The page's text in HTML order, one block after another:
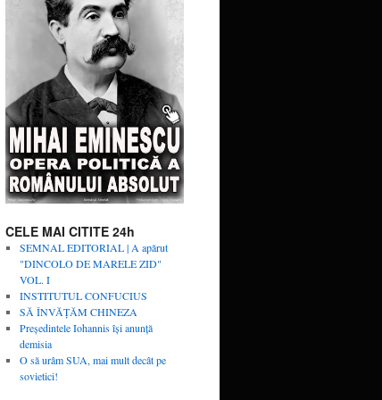
CELE MAI CITITE 24h
SEMNAL EDITORIAL | A apărut
"DINCOLO DE MARELE ZID"
VOL. I
INSTITUTUL CONFUCIUS
SĂ ÎNVĂŢĂM CHINEZA
Președintele Iohannis își anunță
demisia
O să urâm SUA, mai mult decât pe
sovietici!